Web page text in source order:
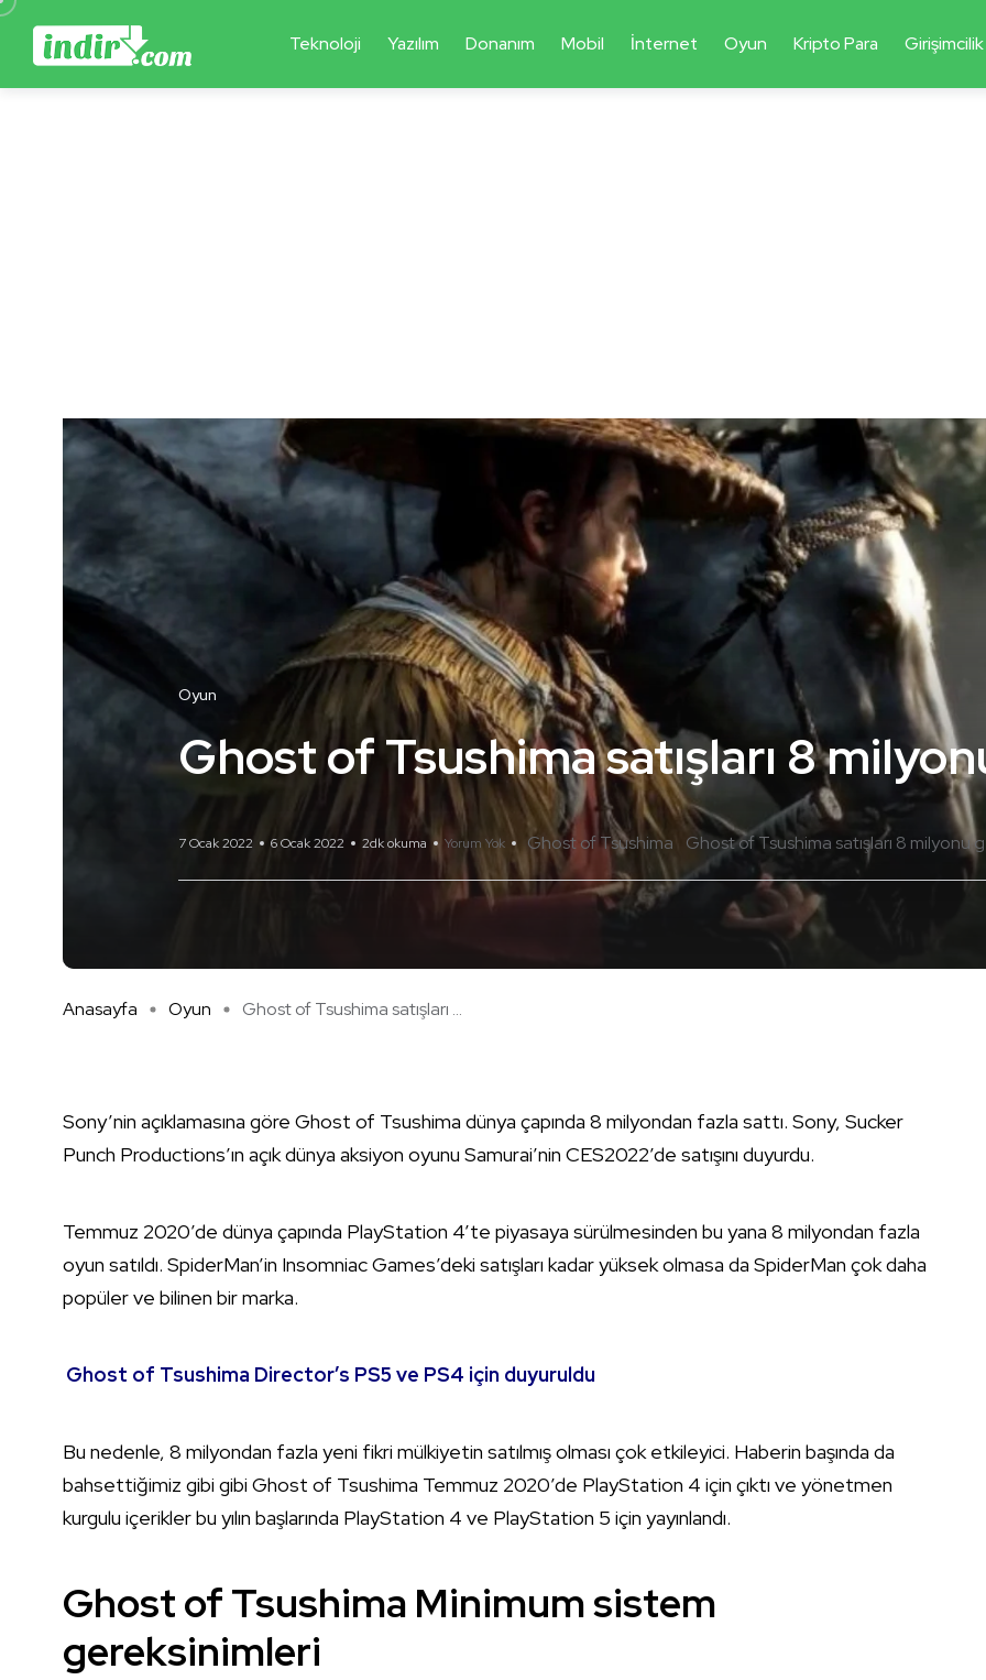
Teknoloji Yazılım Donanım Mobil İnternet Oyun Kripto Para Girişimcilik
Oyun
Ghost of Tsushima satışları 8
7 Ocak 2022 6 Ocak 2022 2dk okuma Yorum Yok Ghost of Tsushima Ghost of Tsushima satışları 8 milyonu
Anasayfa Oyun Ghost of Tsushima satışları ...
Sony’nin açıklamasına göre Ghost of Tsushima dünya çapında 8 milyondan fazla sattı. Sony, Sucker
Punch Productions’ın açık dünya aksiyon oyunu Samurai’nin CES2022’de satışını duyurdu.
Temmuz 2020’de dünya çapında PlayStation 4’te piyasaya sürülmesinden bu yana 8 milyondan fazla
oyun satıldı. SpiderMan’in Insomniac Games’deki satışları kadar yüksek olmasa da SpiderMan çok daha
popüler ve bilinen bir marka.
Ghost of Tsushima Director’s PS5 ve PS4 için duyuruldu
Bu nedenle, 8 milyondan fazla yeni fikri mülkiyetin satılmış olması çok etkileyici. Haberin başında da
bahsettiğimiz gibi gibi Ghost of Tsushima Temmuz 2020’de PlayStation 4 için çıktı ve yönetmen
kurgulu içerikler bu yılın başlarında PlayStation 4 ve PlayStation 5 için yayınlandı.
Ghost of Tsushima Minimum sistem
gereksinimleri